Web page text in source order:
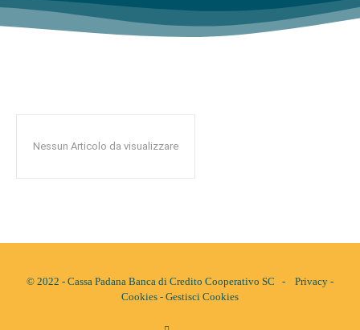
Nessun Articolo da visualizzare
© 2022 - Cassa Padana Banca di Credito Cooperativo SC - Privacy -
Cookies - Gestisci Cookies